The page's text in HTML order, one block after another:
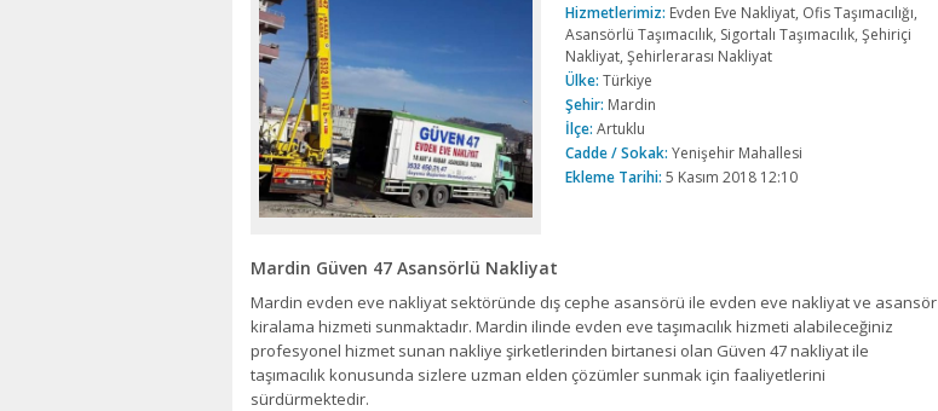
Hizmetlerimiz: Evden Eve Nakliyat, Ofis Taşımacılığı,
Asansörlü Taşımacılık, Sigortalı Taşımacılık, Şehiriçi
Nakliyat, Şehirlerarası Nakliyat
Ülke: Türkiye
Şehir: Mardin
İlçe: Artuklu
Cadde / Sokak: Yenişehir Mahallesi
Ekleme Tarihi: 5 Kasım 2018 12:10
Mardin Güven 47 Asansörlü Nakliyat
Mardin evden eve nakliyat sektöründe dış cephe asansörü ile evden eve nakliyat ve asansör
kiralama hizmeti sunmaktadır. Mardin ilinde evden eve taşımacılık hizmeti alabileceğiniz
profesyonel hizmet sunan nakliye şirketlerinden birtanesi olan Güven 47 nakliyat ile
taşımacılık konusunda sizlere uzman elden çözümler sunmak için faaliyetlerini
sürdürmektedir.